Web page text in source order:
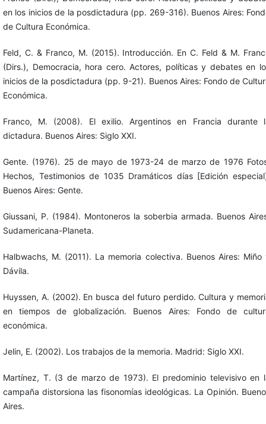
en los inicios de la posdictadura (pp. 269-316). Buenos Aires:
de Cultura Económica.
Feld, C. & Franco, M. (2015). Introducción. En C. Feld & M.
(Dirs.), Democracia, hora cero. Actores, políticas y debates en
inicios de la posdictadura (pp. 9-21). Buenos Aires: Fondo de
Económica.
Franco, M. (2008). El exilio. Argentinos en Francia durante
dictadura. Buenos Aires: Siglo XXI.
Gente. (1976). 25 de mayo de 1973-24 de marzo de 1976
Hechos, Testimonios de 1035 Dramáticos días [Edición
Buenos Aires: Gente.
Giussani, P. (1984). Montoneros la soberbia armada. Buenos
Sudamericana-Planeta.
Halbwachs, M. (2011). La memoria colectiva. Buenos Aires: Miño
Dávila.
Huyssen, A. (2002). En busca del futuro perdido. Cultura y
en tiempos de globalización. Buenos Aires: Fondo de
económica.
Jelin, E. (2002). Los trabajos de la memoria. Madrid: Siglo XXI.
Martínez, T. (3 de marzo de 1973). El predominio televisivo en
campaña distorsiona las fisonomías ideológicas. La Opinión.
Aires.